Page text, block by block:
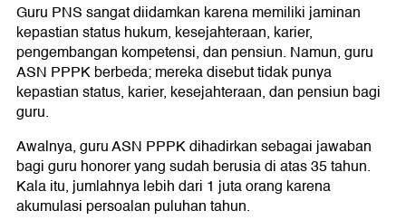
Guru PNS sangat diidamkan karena memiliki jaminan
kepastian status hukum, kesejahteraan, karier,
pengembangan kompetensi, dan pensiun. Namun, guru
ASN PPPK berbeda; mereka disebut tidak punya
kepastian status, karier, kesejahteraan, dan pensiun bagi
guru.
Awalnya, guru ASN PPPK dihadirkan sebagai jawaban
bagi guru honorer yang sudah berusia di atas 35 tahun.
Kala itu, jumlahnya lebih dari 1 juta orang karena
akumulasi persoalan puluhan tahun.